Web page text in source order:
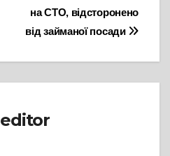
на СТО, відсторонено
від займаної посади
editor